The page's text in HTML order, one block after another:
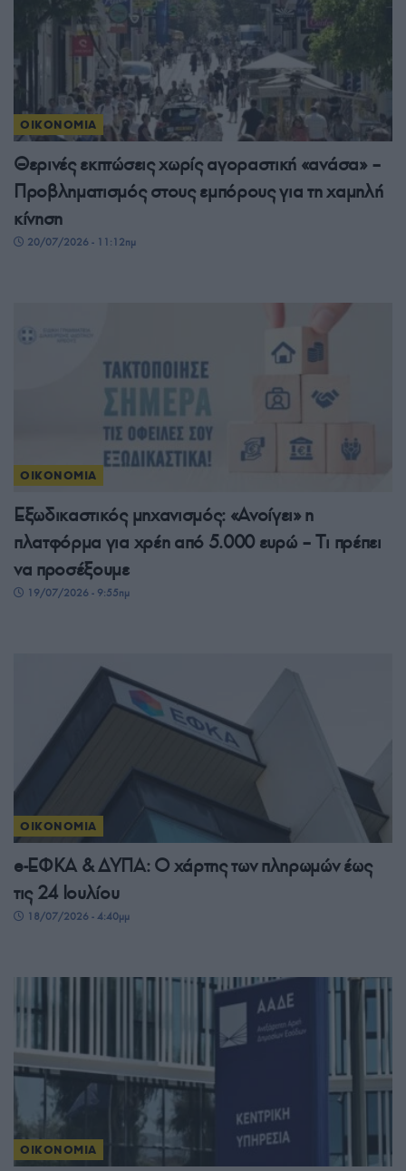
ΟΙΚΟΝΟΜΙΑ
Θερινές εκπτώσεις χωρίς αγοραστική «ανάσα» –
Προβληματισμός στους εμπόρους για τη χαμηλή
κίνηση
20/07/2026 - 11:12πμ
ΟΙΚΟΝΟΜΙΑ
Εξωδικαστικός μηχανισμός: «Ανοίγει» η
πλατφόρμα για χρέη από 5.000 ευρώ – Tι πρέπει
να προσέξουμε
19/07/2026 - 9:55πμ
ΟΙΚΟΝΟΜΙΑ
e-ΕΦΚΑ & ΔΥΠΑ: Ο χάρτης των πληρωμών έως
τις 24 Ιουλίου
18/07/2026 - 4:40μμ
ΟΙΚΟΝΟΜΙΑ